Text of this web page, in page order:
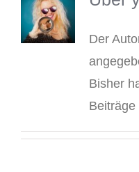
Der
Bisher
Beiträge